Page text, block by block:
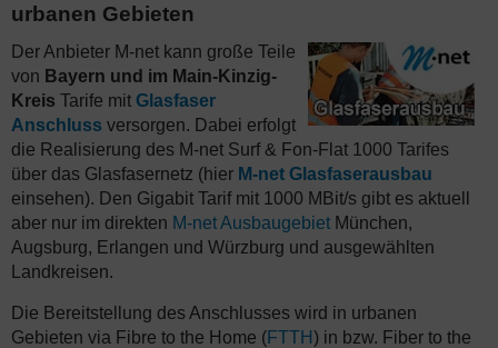
urbanen Gebieten
Der Anbieter M-net kann große Teile
von Bayern und im Main-Kinzig-
Kreis Tarife mit Glasfaser
Anschluss versorgen. Dabei erfolgt
die Realisierung des M-net Surf & Fon-Flat 1000 Tarifes
über das Glasfasernetz (hier M-net Glasfaserausbau
einsehen). Den Gigabit Tarif mit 1000 MBit/s gibt es aktuell
aber nur im direkten M-net Ausbaugebiet München,
Augsburg, Erlangen und Würzburg und ausgewählten
Landkreisen.
Die Bereitstellung des Anschlusses wird in urbanen
Gebieten via Fibre to the Home (FTTH) in bzw. Fiber to the